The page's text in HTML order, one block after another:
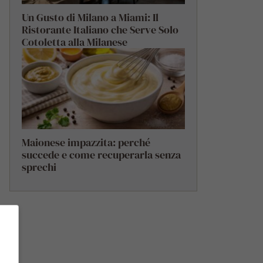
Un Gusto di Milano a Miami: Il
Ristorante Italiano che Serve Solo
Cotoletta alla Milanese
Maionese impazzita: perché
succede e come recuperarla senza
sprechi